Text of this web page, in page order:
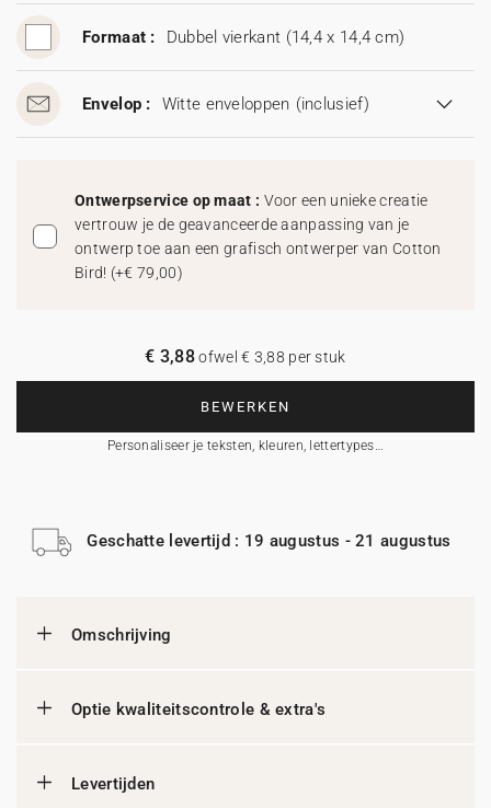
Formaat : Dubbel vierkant (14,4 x 14,4 cm)
Envelop : Witte enveloppen (inclusief)
Ontwerpservice op maat : Voor een unieke creatie
vertrouw je de geavanceerde aanpassing van je
ontwerp toe aan een grafisch ontwerper van Cotton
Bird! (+€ 79,00)
BEWERKEN
Personaliseer je teksten, kleuren, lettertypes…
€ 3,88ofwel € 3,88 per stuk
Geschatte levertijd : 19 augustus - 21 augustus
Omschrijving
Optie kwaliteitscontrole & extra's
Levertijden